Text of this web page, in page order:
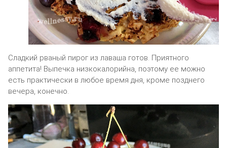
Сладкий рваный пирог из лаваша готов. Приятного
аппетита! Выпечка низкокалорийна, поэтому ее можно
есть практически в любое время дня, кроме позднего
вечера, конечно.